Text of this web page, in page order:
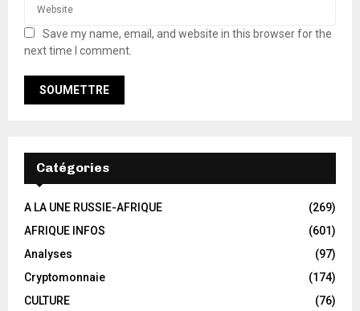
Save my name, email, and website in this browser for the
next time I comment.
Catégories
A LA UNE RUSSIE-AFRIQUE
(269)
AFRIQUE INFOS
(601)
Analyses
(97)
Cryptomonnaie
(174)
CULTURE
(76)